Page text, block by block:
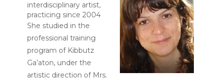
interdisciplinary artist,
practicing since 2004
She studied in the
professional training
program of Kibbutz
Ga’aton, under the
artistic direction of Mrs.